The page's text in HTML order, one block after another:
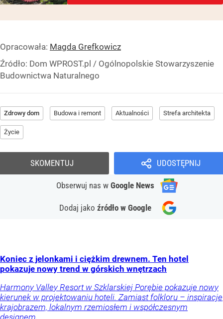
Opracowała: Magda Grefkowicz
Źródło: Dom WPROST.pl / Ogólnopolskie Stowarzyszenie
Budownictwa Naturalnego
Zdrowy dom Budowa i remont Aktualności Strefa architekta
Życie
UDOSTĘPNIJ
Obserwuj nas w Google News
Dodaj jako źródło w Google
SKOMENTUJ
Koniec z jelonkami i ciężkim drewnem. Ten hotel
pokazuje nowy trend w górskich wnętrzach
Harmony Valley Resort w Szklarskiej Porębie pokazuje nowy
kierunek w projektowaniu hoteli. Zamiast folkloru – inspiracje
krajobrazem, lokalnym rzemiosłem i współczesnym
designem.